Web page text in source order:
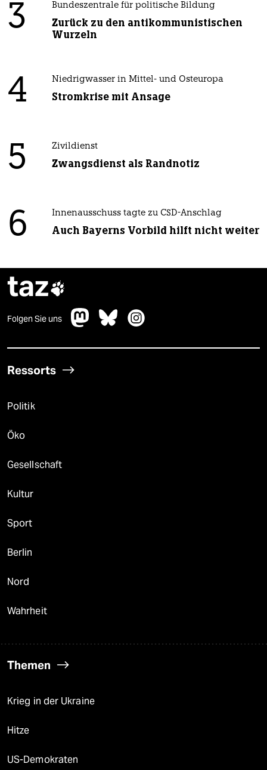
3 Bundeszentrale für politische Bildung
Zurück zu den antikommunistischen
Wurzeln
4 Niedrigwasser in Mittel- und Osteuropa
Stromkrise mit Ansage
5 Zivildienst
Zwangsdienst als Randnotiz
6 Innenausschuss tagte zu CSD-Anschlag
Auch Bayerns Vorbild hilft nicht weiter
taz
Folgen Sie uns
Ressorts
Politik
Öko
Gesellschaft
Kultur
Sport
Berlin
Nord
Wahrheit
Themen
Krieg in der Ukraine
Hitze
US-Demokraten